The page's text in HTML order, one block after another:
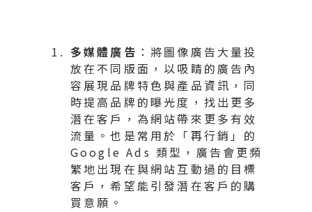
多媒體廣告 ：將圖像廣告大量投
放在不同版面，以吸睛的廣告內
容展現品牌特色與產品資訊，同
時提高品牌的曝光度，找出更多
潛在客戶，為網站帶來更多有效
流量。也是常用於「再行銷」的
Google Ads 類型，廣告會更頻
繁地出現在與網站互動過的目標
客戶，希望能引發潛在客戶的購
買意願。